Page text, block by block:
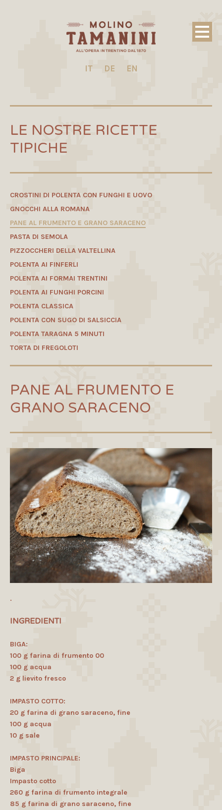
IT DE EN
LE NOSTRE RICETTE
TIPICHE
CROSTINI DI POLENTA CON FUNGHI E UOVO
GNOCCHI ALLA ROMANA
PANE AL FRUMENTO E GRANO SARACENO
PASTA DI SEMOLA
PIZZOCCHERI DELLA VALTELLINA
POLENTA AI FINFERLI
POLENTA AI FORMAI TRENTINI
POLENTA AI FUNGHI PORCINI
POLENTA CLASSICA
POLENTA CON SUGO DI SALSICCIA
POLENTA TARAGNA 5 MINUTI
TORTA DI FREGOLOTI
PANE AL FRUMENTO E
GRANO SARACENO
.
INGREDIENTI
BIGA:
100 g farina di frumento 00
100 g acqua
2 g lievito fresco
IMPASTO COTTO:
20 g farina di grano saraceno, fine
100 g acqua
10 g sale
IMPASTO PRINCIPALE:
Biga
Impasto cotto
260 g farina di frumento integrale
85 g farina di grano saraceno, fine